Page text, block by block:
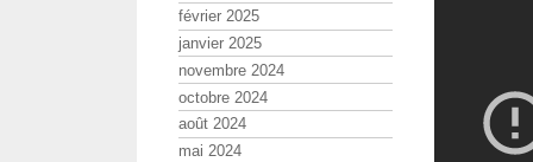
février 2025
janvier 2025
novembre 2024
octobre 2024
août 2024
mai 2024